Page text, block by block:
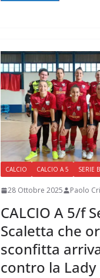
CALCIO CALCIO A 5 SERIE B
28 Ottobre 2025 Paolo
CALCIO A 5/f
Scaletta che
sconfitta
contro la